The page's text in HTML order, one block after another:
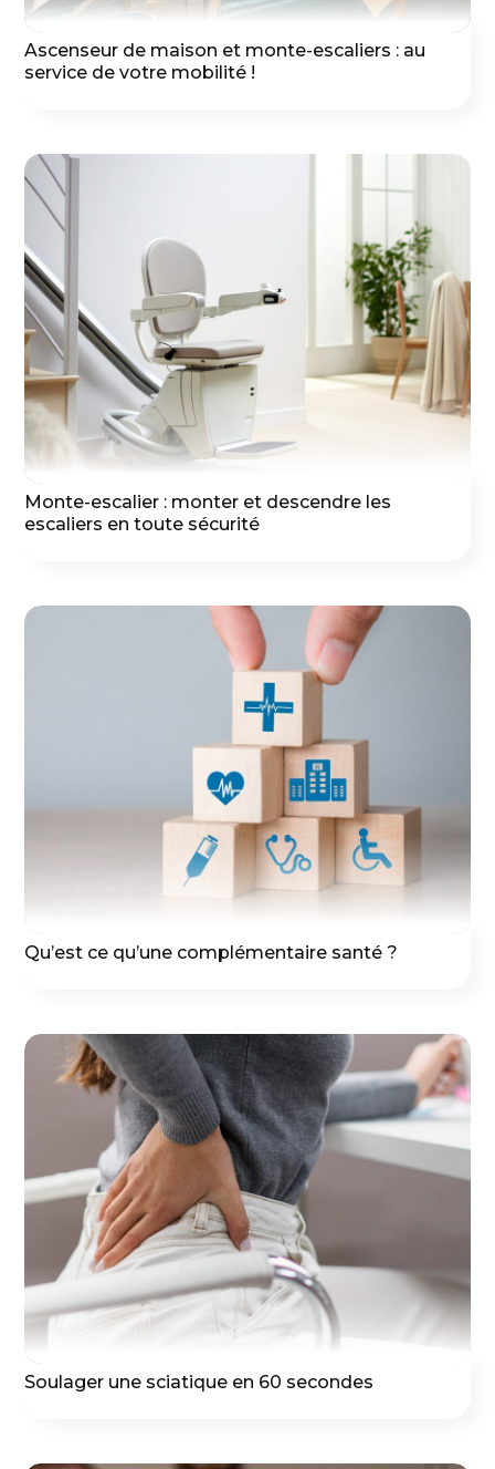
Ascenseur de maison et monte-escaliers : au
service de votre mobilité !
Monte-escalier : monter et descendre les
escaliers en toute sécurité
Qu’est ce qu’une complémentaire santé ?
Soulager une sciatique en 60 secondes